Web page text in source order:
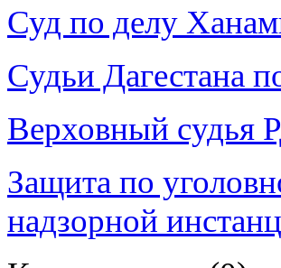
Суд по делу
Судьи Дагестана
Верховный судья
Защита по
надзорной